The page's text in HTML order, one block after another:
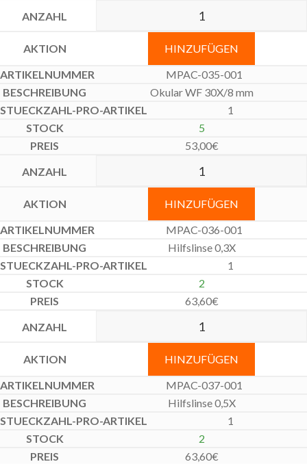
HINZUFÜGEN
MPAC-035-001
Okular WF 30X/8 mm
1
5
53,00€
HINZUFÜGEN
MPAC-036-001
Hilfslinse 0,3X
1
2
63,60€
HINZUFÜGEN
MPAC-037-001
Hilfslinse 0,5X
1
2
63,60€